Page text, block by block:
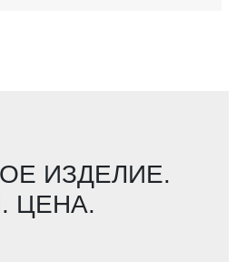
ИЗДЕЛИЕ.
ЦЕНА.